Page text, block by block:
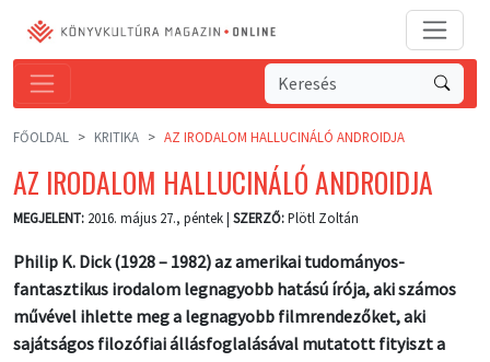
FŐOLDAL KRITIKA AZ IRODALOM HALLUCINÁLÓ ANDROIDJA
AZ IRODALOM HALLUCINÁLÓ ANDROIDJA
MEGJELENT: 2016. május 27., péntek | SZERZŐ:Plötl Zoltán
Philip K. Dick (1928 – 1982) az amerikai tudományos-
fantasztikus irodalom legnagyobb hatású írója, aki számos
művével ihlette meg a legnagyobb filmrendezőket, aki
sajátságos filozófiai állásfoglalásával mutatott fityiszt a